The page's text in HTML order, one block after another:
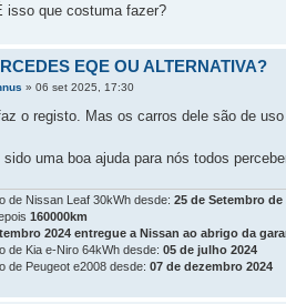
isso que costuma fazer?
EQE OU ALTERNATIVA?
» 06 set 2025, 17:30
o registo. Mas os carros dele são de
sido uma boa ajuda para nós todos
de Nissan Leaf 30kWh desde: 25 de Setembro de
160000km
2024 entregue a Nissan ao abrigo da
de Kia e-Niro 64kWh desde: 05 de julho 2024
de Peugeot e2008 desde: 07 de dezembro 2024